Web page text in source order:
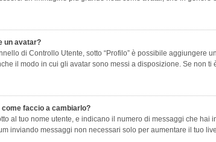
un avatar?
di Controllo Utente, sotto “Profilo” è possibile aggiungere
il modo in cui gli avatar sono messi a disposizione. Se non
come faccio a cambiarlo?
al tuo nome utente, e indicano il numero di messaggi che
inviando messaggi non necessari solo per aumentare il tuo